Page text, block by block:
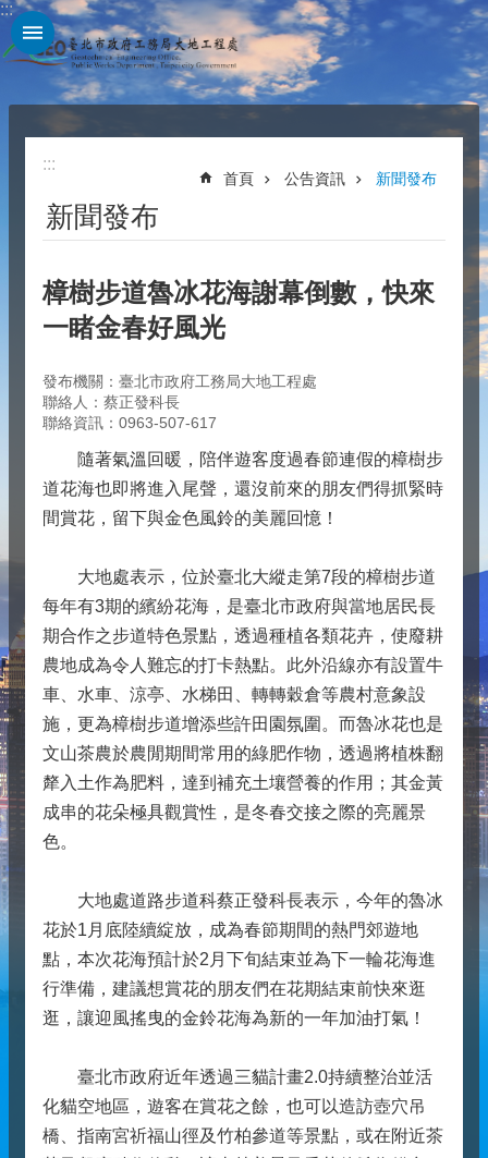
跳到主要內容區塊
:::
:::
首頁 公告資訊 新聞發布
新聞發布
樟樹步道魯冰花海謝幕倒數，快來
一睹金春好風光
發布機關：臺北市政府工務局大地工程處
聯絡人：蔡正發科長
聯絡資訊：0963-507-617
隨著氣溫回暖，陪伴遊客度過春節連假的樟樹步
道花海也即將進入尾聲，還沒前來的朋友們得抓緊時
間賞花，留下與金色風鈴的美麗回憶！
大地處表示，位於臺北大縱走第7段的樟樹步道
每年有3期的繽紛花海，是臺北市政府與當地居民長
期合作之步道特色景點，透過種植各類花卉，使廢耕
農地成為令人難忘的打卡熱點。此外沿線亦有設置牛
車、水車、涼亭、水梯田、轉轉穀倉等農村意象設
施，更為樟樹步道增添些許田園氛圍。而魯冰花也是
文山茶農於農閒期間常用的綠肥作物，透過將植株翻
犛入土作為肥料，達到補充土壤營養的作用；其金黃
成串的花朵極具觀賞性，是冬春交接之際的亮麗景
色。
大地處道路步道科蔡正發科長表示，今年的魯冰
花於1月底陸續綻放，成為春節期間的熱門郊遊地
點，本次花海預計於2月下旬結束並為下一輪花海進
行準備，建議想賞花的朋友們在花期結束前快來逛
逛，讓迎風搖曳的金鈴花海為新的一年加油打氣！
臺北市政府近年透過三貓計畫2.0持續整治並活
化貓空地區，遊客在賞花之餘，也可以造訪壺穴吊
橋、指南宮祈福山徑及竹柏參道等景點，或在附近茶